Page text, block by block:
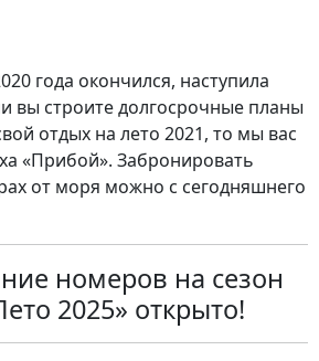
года окончился, наступила
вы строите долгосрочные планы
отдых на лето 2021, то мы вас
«Прибой». Забронировать
от моря можно с сегодняшнего
номеров на сезон
2025» открыто!